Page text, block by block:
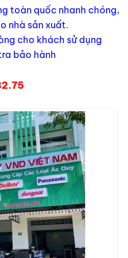
toàn quốc nhanh chóng,
nhà sản xuất.
cho khách sử dụng
bảo hành